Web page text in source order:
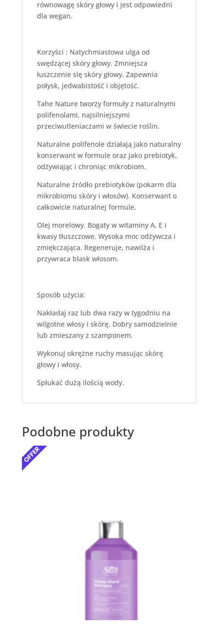
równowagę skóry głowy i jest odpowiedni
dla wegan.
Korzyści : Natychmiastowa ulga od
swędzącej skóry głowy. Zmniejsza
łuszczenie się skóry głowy. Zapewnia
połysk, jedwabistość i objętość.
Tahe Nature tworzy formuły z naturalnymi
polifenolami, najsilniejszymi
przeciwutleniaczami w świecie roślin.
Naturalne polifenole działają jako naturalny
konserwant w formule oraz jako prebiotyk,
odżywiając i chroniąc mikrobiom.
Naturalne źródło prebiotyków (pokarm dla
mikrobiomu skóry i włosów). Konserwant o
całkowicie naturalnej formule.
Olej morelowy. Bogaty w witaminy A, E i
kwasy tłuszczowe. Wysoka moc odżywcza i
zmiękczająca. Regeneruje, nawilża i
przywraca blask włosom.
Sposób użycia:
Nakładaj raz lub dwa razy w tygodniu na
wilgotne włosy i skórę. Dobry samodzielnie
lub zmieszany z szamponem.
Wykonuj okrężne ruchy masując skórę
głowy i włosy.
Spłukać dużą ilością wody.
Podobne produkty